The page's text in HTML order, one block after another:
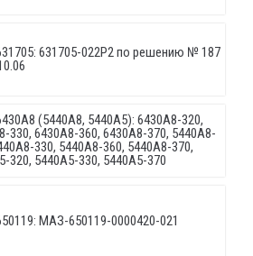
631705-022P2 по решению № 187
(5440A8, 5440A5): 6430A8-320,
330, 6430A8-360, 6430A8-370, 5440A8-
330, 5440A8-360, 5440A8-370,
320, 5440A5-330, 5440A5-370
МАЗ-650119-0000420-021